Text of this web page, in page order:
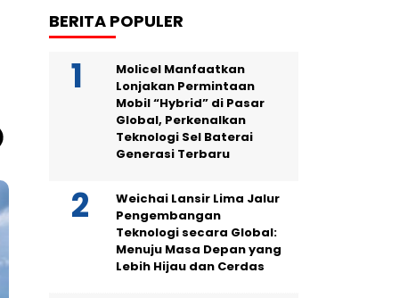
BERITA POPULER
Molicel Manfaatkan
Lonjakan Permintaan
Mobil “Hybrid” di Pasar
Global, Perkenalkan
Teknologi Sel Baterai
Generasi Terbaru
Weichai Lansir Lima Jalur
Pengembangan
Teknologi secara Global:
Menuju Masa Depan yang
Lebih Hijau dan Cerdas